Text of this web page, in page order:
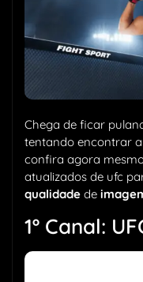
Chega de ficar
tentando encontrar a
confira agora
atualizados de ufc
qualidade de
1º Canal: